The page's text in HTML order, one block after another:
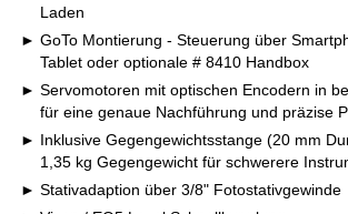
Laden
GoTo Montierung - Steuerung über
Tablet oder optionale # 8410 Handbox
Servomotoren mit optischen Encodern in
für eine genaue Nachführung und präzise
Inklusive Gegengewichtsstange (20 mm
1,35 kg Gegengewicht für schwerere
Stativadaption über 3/8" Fotostativgewinde